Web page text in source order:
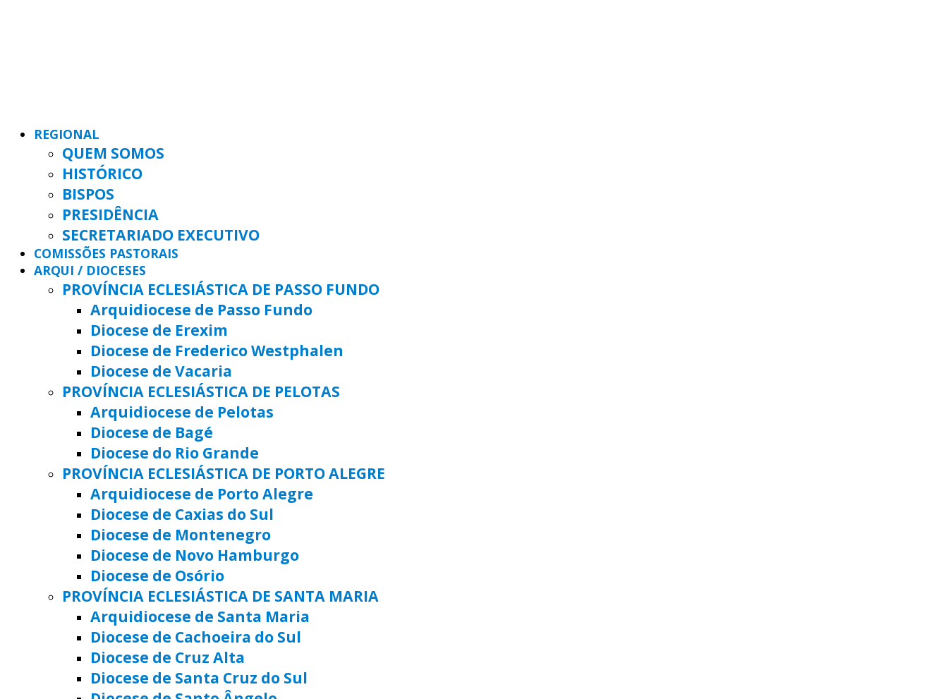
REGIONAL
QUEM SOMOS
HISTÓRICO
BISPOS
PRESIDÊNCIA
SECRETARIADO EXECUTIVO
COMISSÕES PASTORAIS
ARQUI / DIOCESES
PROVÍNCIA ECLESIÁSTICA DE PASSO FUNDO
Arquidiocese de Passo Fundo
Diocese de Erexim
Diocese de Frederico Westphalen
Diocese de Vacaria
PROVÍNCIA ECLESIÁSTICA DE PELOTAS
Arquidiocese de Pelotas
Diocese de Bagé
Diocese do Rio Grande
PROVÍNCIA ECLESIÁSTICA DE PORTO ALEGRE
Arquidiocese de Porto Alegre
Diocese de Caxias do Sul
Diocese de Montenegro
Diocese de Novo Hamburgo
Diocese de Osório
PROVÍNCIA ECLESIÁSTICA DE SANTA MARIA
Arquidiocese de Santa Maria
Diocese de Cachoeira do Sul
Diocese de Cruz Alta
Diocese de Santa Cruz do Sul